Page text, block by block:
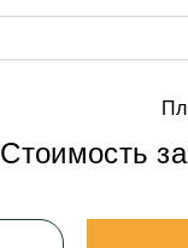
Стоимость